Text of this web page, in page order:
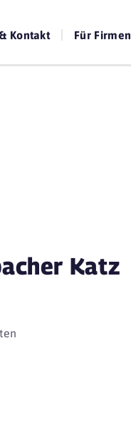
Kontakt Für Firmen
Katz